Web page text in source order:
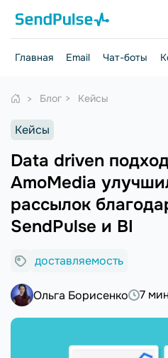
Главная Email Чат-боты
Блог Кейсы
Кейсы
Data driven
AmoMedia
рассылок
SendPulse и BI
доставляемость
Ольга Борисенко 7